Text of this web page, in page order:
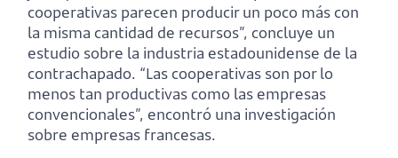
cooperativas parecen producir un poco más con
la misma cantidad de recursos”, concluye un
estudio sobre la industria estadounidense de la
contrachapado. “Las cooperativas son por lo
menos tan productivas como las empresas
convencionales”, encontró una investigación
sobre empresas francesas.